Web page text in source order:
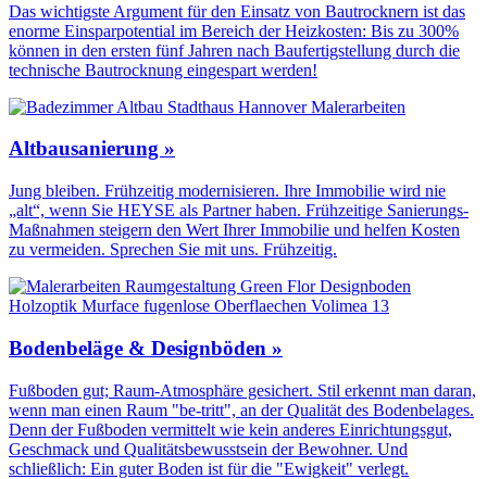
Das wichtigste Argument für den Einsatz von Bautrocknern ist das
enorme Einsparpotential im Bereich der Heizkosten: Bis zu 300%
können in den ersten fünf Jahren nach Baufertigstellung durch die
technische Bautrocknung eingespart werden!
Altbausanierung »
Jung bleiben. Frühzeitig modernisieren. Ihre Immobilie wird nie
„alt“, wenn Sie HEYSE als Partner haben. Frühzeitige Sanierungs-
Maßnahmen steigern den Wert Ihrer Immobilie und helfen Kosten
zu vermeiden. Sprechen Sie mit uns. Frühzeitig.
Bodenbeläge & Designböden »
Fußboden gut; Raum-Atmosphäre gesichert. Stil erkennt man daran,
wenn man einen Raum "be-tritt", an der Qualität des Boden­belages.
Denn der Fuß­boden vermittelt wie kein anderes Einrichtungs­gut,
Geschmack und Qualitäts­bewusstsein der Bewohner. Und
schließlich: Ein guter Boden ist für die "Ewigkeit" verlegt.